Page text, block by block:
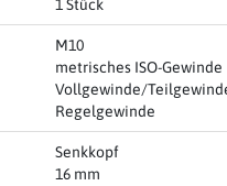
1 Stück
M10
metrisches ISO-Gewinde
Vollgewinde/
Regelgewinde
Senkkopf
16 mm